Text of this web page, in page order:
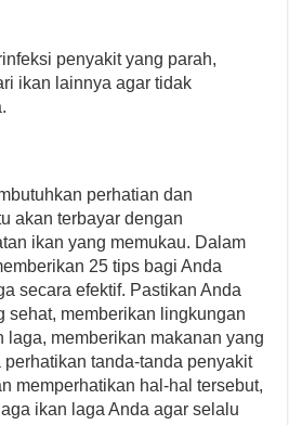
penyakit yang parah,
ikan lainnya agar tidak
perhatian dan
akan terbayar dengan
ikan yang memukau. Dalam
25 tips bagi Anda
secara efektif. Pastikan Anda
sehat, memberikan lingkungan
laga, memberikan makanan yang
tanda-tanda penyakit
memperhatikan hal-hal tersebut,
ikan laga Anda agar selalu